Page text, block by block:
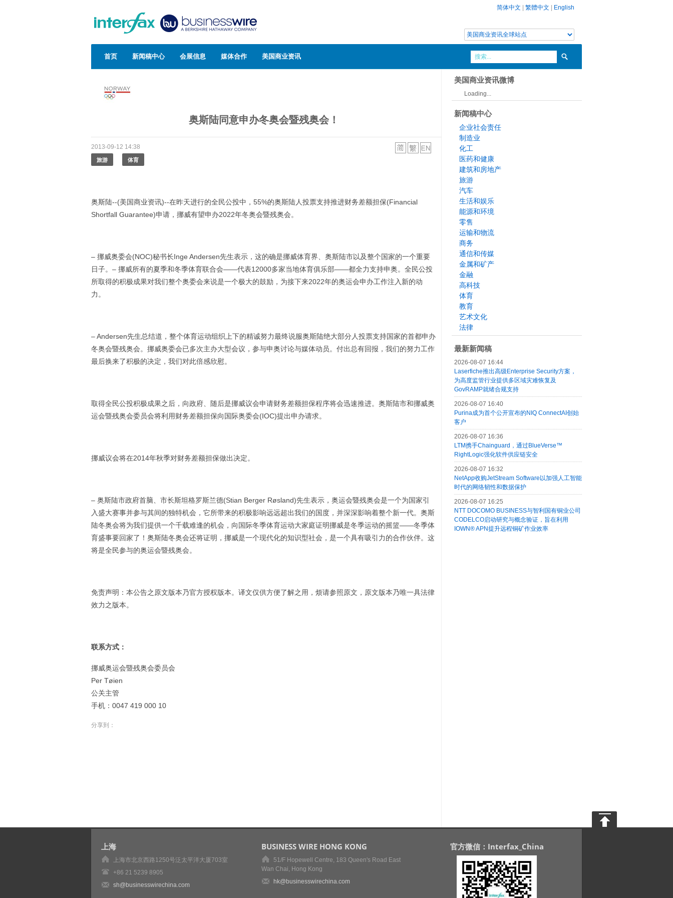
简体中文 繁體中文 English
首页 新闻稿中心 会展信息 媒体合作 美国商业资讯
奥斯陆同意申办冬奥会暨残奥会！
2013-09-12 14:38
旅游 体育
奥斯陆--(美国商业资讯)--在昨天进行的全民公投中，55%的奥斯陆人投票支持推进财务差额担保(Financial
Shortfall Guarantee)申请，挪威有望申办2022年冬奥会暨残奥会。
– 挪威奥委会(NOC)秘书长Inge Andersen先生表示，这的确是挪威体育界、奥斯陆市以及整个国家的一个重要
日子。– 挪威所有的夏季和冬季体育联合会——代表12000多家当地体育俱乐部——都全力支持申奥。全民公投
所取得的积极成果对我们整个奥委会来说是一个极大的鼓励，为接下来2022年的奥运会申办工作注入新的动
力。
– Andersen先生总结道，整个体育运动组织上下的精诚努力最终说服奥斯陆绝大部分人投票支持国家的首都申办
冬奥会暨残奥会。挪威奥委会已多次主办大型会议，参与申奥讨论与媒体动员。付出总有回报，我们的努力工作
最后换来了积极的决定，我们对此倍感欣慰。
取得全民公投积极成果之后，向政府、随后是挪威议会申请财务差额担保程序将会迅速推进。奥斯陆市和挪威奥
运会暨残奥会委员会将利用财务差额担保向国际奥委会(IOC)提出申办请求。
挪威议会将在2014年秋季对财务差额担保做出决定。
– 奥斯陆市政府首脑、市长斯坦格罗斯兰德(Stian Berger Røsland)先生表示，奥运会暨残奥会是一个为国家引
入盛大赛事并参与其间的独特机会，它所带来的积极影响远远超出我们的国度，并深深影响着整个新一代。奥斯
陆冬奥会将为我们提供一个千载难逢的机会，向国际冬季体育运动大家庭证明挪威是冬季运动的摇篮——冬季体
育盛事要回家了！奥斯陆冬奥会还将证明，挪威是一个现代化的知识型社会，是一个具有吸引力的合作伙伴。这
将是全民参与的奥运会暨残奥会。
免责声明：本公告之原文版本乃官方授权版本。译文仅供方便了解之用，烦请参照原文，原文版本乃唯一具法律
效力之版本。
联系方式：
挪威奥运会暨残奥会委员会
Per Tøien
公关主管
手机：0047 419 000 10
分享到：
美国商业资讯微博
Loading...
新闻稿中心
企业社会责任
制造业
化工
医药和健康
建筑和房地产
旅游
汽车
生活和娱乐
能源和环境
零售
运输和物流
商务
通信和传媒
金属和矿产
金融
高科技
体育
教育
艺术文化
法律
最新新闻稿
2026-08-07 16:44
Laserfiche推出高级Enterprise Security方案，
为高度监管行业提供多区域灾难恢复及
GovRAMP就绪合规支持
2026-08-07 16:40
Purina成为首个公开宣布的NIQ ConnectAI创始
客户
2026-08-07 16:36
LTM携手Chainguard，通过BlueVerse™
RightLogic强化软件供应链安全
2026-08-07 16:32
NetApp收购JetStream Software以加强人工智能
时代的网络韧性和数据保护
2026-08-07 16:25
NTT DOCOMO BUSINESS与智利国有铜业公司
CODELCO启动研究与概念验证，旨在利用
IOWN® APN提升远程铜矿作业效率
上海
上海市北京西路1250号泛太平洋大厦703室
+86 21 5239 8905
sh@businesswirechina.com
BUSINESS WIRE HONG KONG
51/F Hopewell Centre, 183 Queen's Road East
Wan Chai, Hong Kong
hk@businesswirechina.com
官方微信：Interfax_China